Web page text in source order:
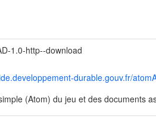
1.0-http--download
durable.gouv.fr/
(Atom) du jeu et des documents